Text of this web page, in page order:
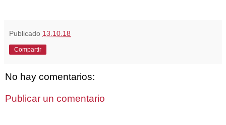
Publicado 13.10.18
Compartir
No hay comentarios:
Publicar un comentario